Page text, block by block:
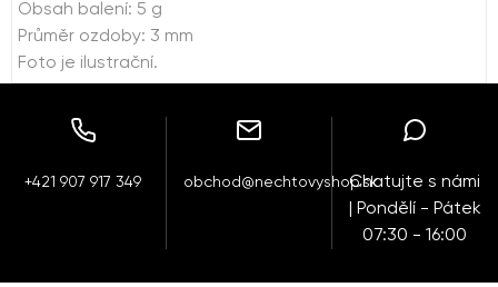
Obsah balení: 5 g
Průměr ozdoby: 3 mm
Foto je ilustrační.
+421 907 917 349 obchod@nechtovyshop.skChatujte s námi
| Pondělí - Pátek
07:30 - 16:00